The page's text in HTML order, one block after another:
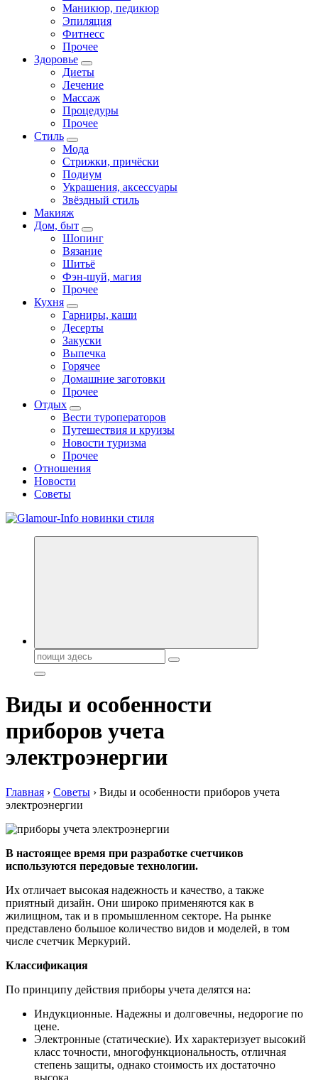
Маникюр, педикюр
Эпиляция
Фитнесс
Прочее
Здоровье
Диеты
Лечение
Массаж
Процедуры
Прочее
Стиль
Мода
Стрижки, причёски
Подиум
Украшения, аксессуары
Звёздный стиль
Макияж
Дом, быт
Шопинг
Вязание
Шитьё
Фэн-шуй, магия
Прочее
Кухня
Гарниры, каши
Десерты
Закуски
Выпечка
Горячее
Домашние заготовки
Прочее
Отдых
Вести туроператоров
Путешествия и круизы
Новости туризма
Прочее
Отношения
Новости
Советы
Секреты молодости, красоты и долголетия. Гламурный журнал
Поиск:
Виды и особенности
приборов учета
электроэнергии
Главная › Советы › Виды и особенности приборов учета
электроэнергии
В настоящее время при разработке счетчиков
используются передовые технологии.
Их отличает высокая надежность и качество, а также
приятный дизайн. Они широко применяются как в
жилищном, так и в промышленном секторе. На рынке
представлено большое количество видов и моделей, в том
числе счетчик Меркурий.
Классификация
По принципу действия приборы учета делятся на:
Индукционные. Надежны и долговечны, недорогие по
цене.
Электронные (статические). Их характеризует высокий
класс точности, многофункциональность, отличная
степень защиты, однако стоимость их достаточно
высока.